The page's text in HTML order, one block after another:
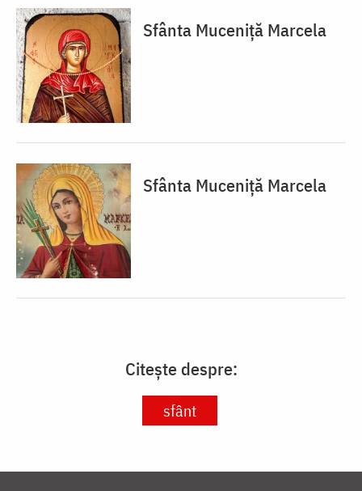
Sfânta Muceniță Marcela
Sfânta Muceniță Marcela
Citește despre:
sfânt